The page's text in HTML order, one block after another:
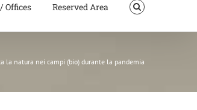
Offices Reserved Area
la natura nei campi (bio) durante la pandemia